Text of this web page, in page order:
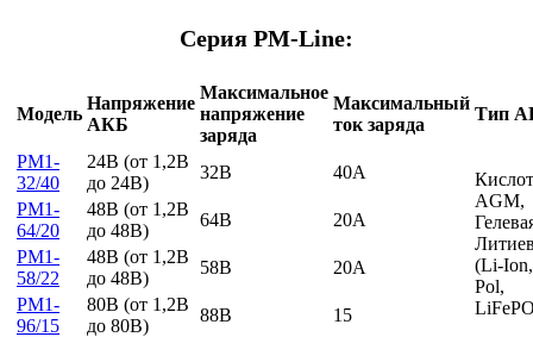
Серия PM-Line:
Модель
Напряжение
АКБ
Максимальное
напряжение
заряда
Максимальный
ток заряда
Тип
PM1-
32/40
24B (от 1,2В
до 24В)
32В 40А
AGM,
(Li-
Pol,
PM1-
64/20
48B (от 1,2В
до 48В)
64В
20А
PM1-
58/22
48B (от 1,2В
до 48В)
58В
20А
PM1-
96/15
80B (от 1,2В
до 80В)
88В 15